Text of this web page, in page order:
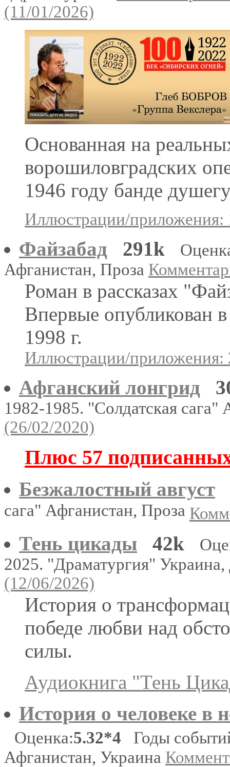
(11/01/2026)
Основанная на
ворошиловградских
1946 году банде
Иллюстрации/приложения:
Файзабад 291k
Афганистан, Проза
Роман в рассказах
Впервые
1998 г.
Иллюстрации/приложения:
Афганский лонгрид
1982-1985. "Солдатская сага"
(26/02/2020)
Плюс 57
Безжалостный август
сага" Афганистан, Проза
Тень цикады 42k
2025. "Драматургия"
(12/06/2026)
История о
победе любви над
силы.
Аудиокнига "Тень
История о человеке в
Оценка:5.32*4 Годы
Афганистан, Украина